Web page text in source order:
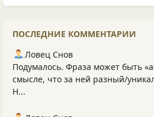
ПОСЛЕДНИЕ КОММЕНТАРИИ
Ловец Снов
Подумалось. Фраза может быть
смысле, что за ней разный/
Н...